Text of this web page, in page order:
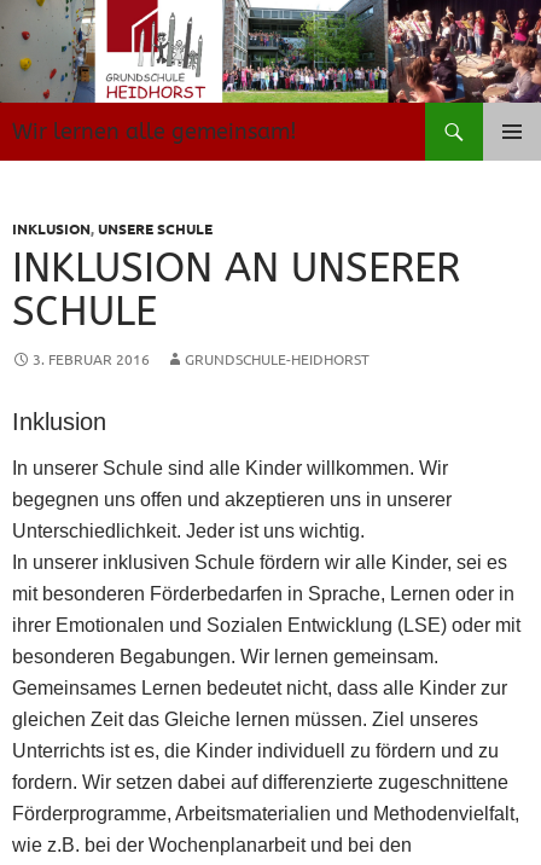
Zum
Inhalt
springen
Wir lernen alle gemeinsam!
Suchen
INKLUSION,UNSERE SCHULE
INKLUSION AN UNSERER
SCHULE
3. FEBRUAR 2016 GRUNDSCHULE-HEIDHORST
Inklusion
In unserer Schule sind alle Kinder willkommen. Wir
begegnen uns offen und akzeptieren uns in unserer
Unterschiedlichkeit. Jeder ist uns wichtig.
In unserer inklusiven Schule fördern wir alle Kinder, sei es
mit besonderen Förderbedarfen in Sprache, Lernen oder in
ihrer Emotionalen und Sozialen Entwicklung (LSE) oder mit
besonderen Begabungen. Wir lernen gemeinsam.
Gemeinsames Lernen bedeutet nicht, dass alle Kinder zur
gleichen Zeit das Gleiche lernen müssen. Ziel unseres
Unterrichts ist es, die Kinder individuell zu fördern und zu
fordern. Wir setzen dabei auf differenzierte zugeschnittene
Förderprogramme, Arbeitsmaterialien und Methodenvielfalt,
wie z.B. bei der Wochenplanarbeit und bei den